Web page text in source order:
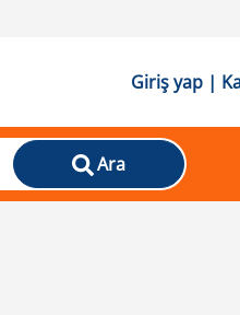
Giriş yap |
Ara